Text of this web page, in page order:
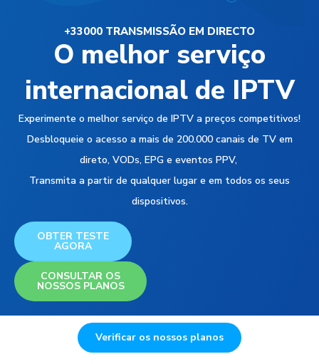
+33000 TRANSMISSÃO EM DIRECTO
O melhor serviço
internacional de IPTV
Experimente o melhor serviço de IPTV a preços competitivos!
Desbloqueie o acesso a mais de 200.000 canais de TV em
direto, VODs, EPG e eventos PPV,
Transmita a partir de qualquer lugar e em todos os seus
dispositivos.
OBTER TESTE
AGORA
CONSULTAR OS
NOSSOS PLANOS
Verificar os nossos planos